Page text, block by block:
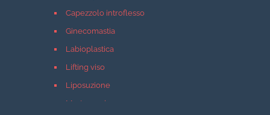
Capezzolo introflesso
Ginecomastia
Labioplastica
Lifting viso
Liposuzione
Mastopessi